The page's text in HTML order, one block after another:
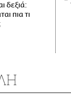
δεξιά:
πια τι